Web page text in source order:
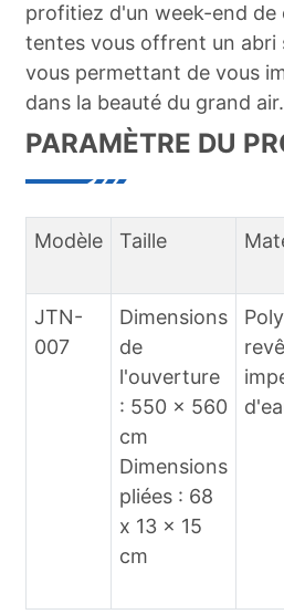
profitiez d'un week-end de
tentes vous offrent un abri
vous permettant de vous
dans la beauté du grand air.
PARAMÈTRE DU
Modèle Taille
JTN-
007
Dimensions
de
l'ouverture
: 550 x 560
cm
Dimensions
pliées : 68
x 13 x 15
cm